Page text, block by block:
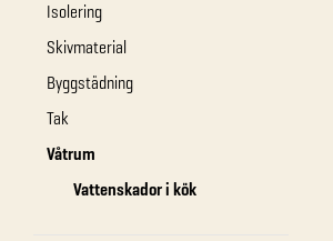
Isolering
Skivmaterial
Byggstädning
Tak
Våtrum
Vattenskador i kök